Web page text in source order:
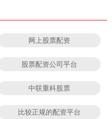
网上股票配资
股票配资公司平台
中联重科股票
比较正规的配资平台